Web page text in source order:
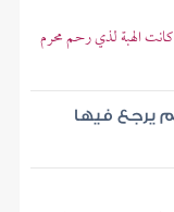
الهبة لذي رحم محرم
يرجع فيها